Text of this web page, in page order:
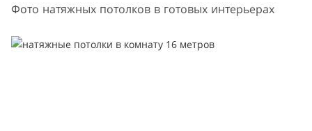
Фото натяжных потолков в готовых интерьерах